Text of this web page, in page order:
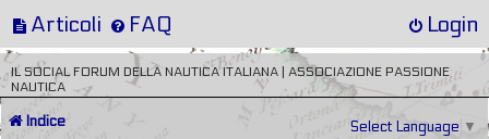
Articoli FAQ Login
IL SOCIAL FORUM DELLA NAUTICA ITALIANA | ASSOCIAZIONE PASSIONE
NAUTICA
Indice Select Language ▼